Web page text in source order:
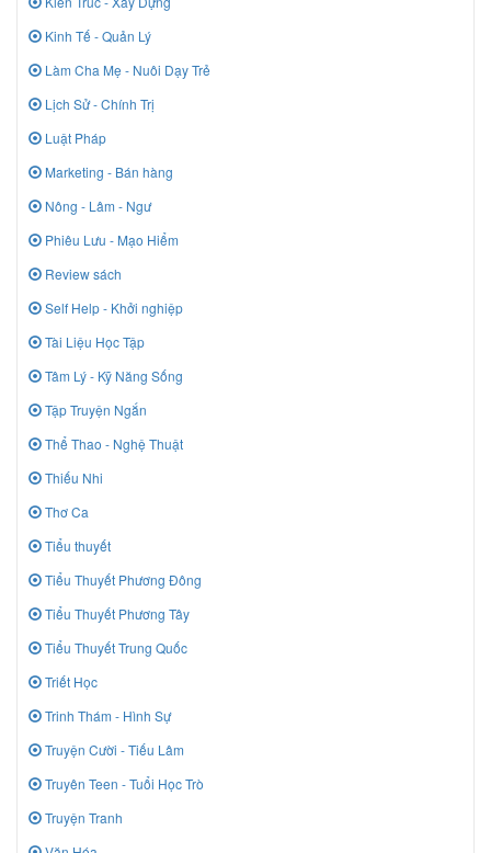
Kinh Tế - Quản Lý
Làm Cha Mẹ - Nuôi Dạy Trẻ
Lịch Sử - Chính Trị
Luật Pháp
Marketing - Bán hàng
Nông - Lâm - Ngư
Phiêu Lưu - Mạo Hiểm
Review sách
Self Help - Khởi nghiệp
Tài Liệu Học Tập
Tâm Lý - Kỹ Năng Sống
Tập Truyện Ngắn
Thể Thao - Nghệ Thuật
Thiếu Nhi
Thơ Ca
Tiểu thuyết
Tiểu Thuyết Phương Đông
Tiểu Thuyết Phương Tây
Tiểu Thuyết Trung Quốc
Triết Học
Trinh Thám - Hình Sự
Truyện Cười - Tiếu Lâm
Truyên Teen - Tuổi Học Trò
Truyện Tranh